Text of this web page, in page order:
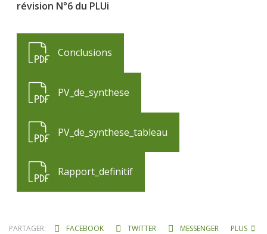
révision N°6 du PLUi
Conclusions
PV_de_synthese
PV_de_synthese_tableau
Rapport_definitif
PARTAGER: FACEBOOK TWITTER MESSENGER PLUS